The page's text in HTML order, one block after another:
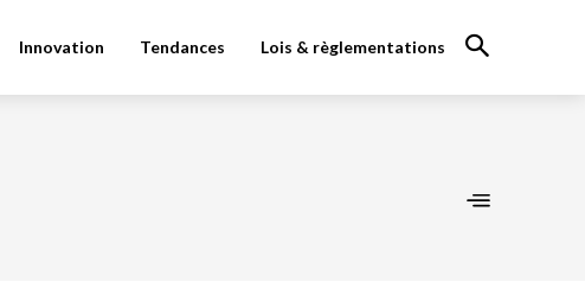
Innovation Tendances Lois & règlementations